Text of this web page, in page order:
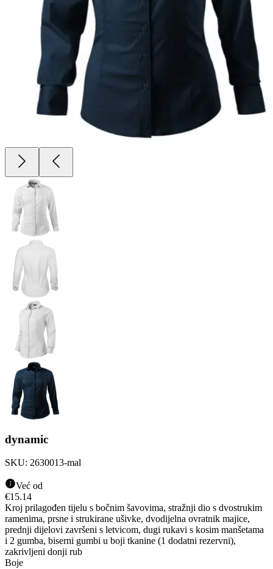
dynamic
SKU: 2630013-mal
Već od
€15.14
Kroj prilagođen tijelu s bočnim šavovima, stražnji dio s dvostrukim
ramenima, prsne i strukirane ušivke, dvodijelna ovratnik majice,
prednji dijelovi završeni s letvicom, dugi rukavi s kosim manšetama
i 2 gumba, biserni gumbi u boji tkanine (1 dodatni rezervni),
zakrivljeni donji rub
Boje